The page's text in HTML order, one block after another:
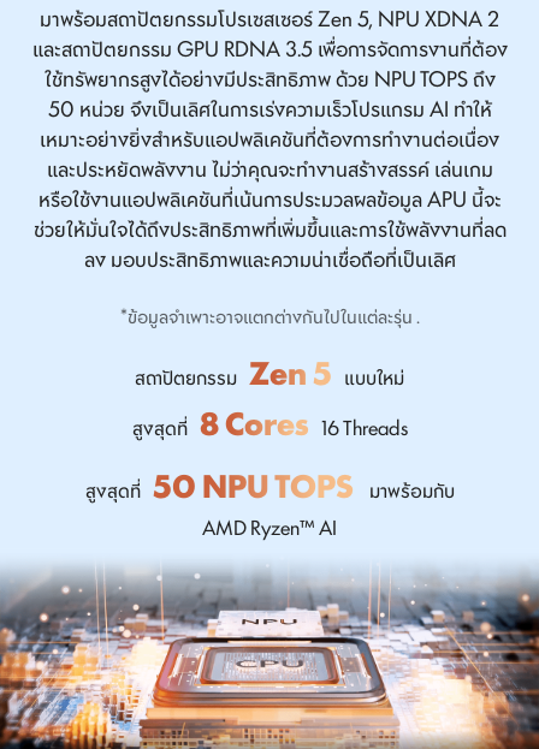
มาพร้อมสถาปัตยกรรมโปรเซสเซอร์ Zen 5, NPU XDNA 2
และสถาปัตยกรรม GPU RDNA 3.5 เพื่อการจัดการงานที่ต้อง
ใช้ทรัพยากรสูงได้อย่างมีประสิทธิภาพ ด้วย NPU TOPS ถึง
50 หน่วย จึงเป็นเลิศในการเร่งความเร็วโปรแกรม AI ทำให้
เหมาะอย่างยิ่งสำหรับแอปพลิเคชันที่ต้องการทำงานต่อเนื่อง
และประหยัดพลังงาน ไม่ว่าคุณจะทำงานสร้างสรรค์ เล่นเกม
หรือใช้งานแอปพลิเคชันที่เน้นการประมวลผลข้อมูล APU นี้จะ
ช่วยให้มั่นใจได้ถึงประสิทธิภาพที่เพิ่มขึ้นและการใช้พลังงานที่ลด
ลง มอบประสิทธิภาพและความน่าเชื่อถือที่เป็นเลิศ
*ข้อมูลจำเพาะอาจแตกต่างกันไปในแต่ละรุ่น .
สถาปัตยกรรม Zen 5 แบบใหม่
สูงสุดที่ 8 Cores 16 Threads
สูงสุดที่ 50 NPU TOPS มาพร้อมกับ
AMD Ryzen™ AI